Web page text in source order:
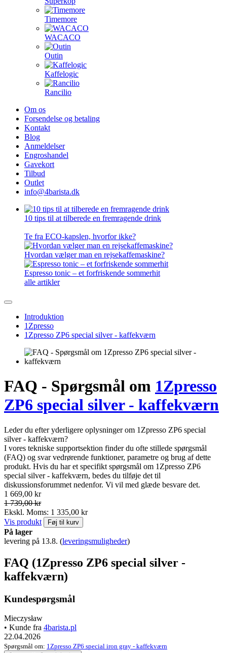
Timemore
WACACO
Outin
Kaffelogic
Rancilio
Om os
Forsendelse og betaling
Kontakt
Blog
Anmeldelser
Engroshandel
Gavekort
Tilbud
Outlet
info@4barista.dk
10 tips til at tilberede en fremragende drink
Te fra ECO-kapslen, hvorfor ikke?
Hvordan vælger man en rejsekaffemaskine?
Espresso tonic – et forfriskende sommerhit
alle artikler
Introduktion
1Zpresso
1Zpresso ZP6 special silver - kaffekværn
FAQ - Spørgsmål om 1Zpresso
ZP6 special silver - kaffekværn
Leder du efter yderligere oplysninger om 1Zpresso ZP6 special
silver - kaffekværn?
I vores tekniske supportsektion finder du ofte stillede spørgsmål
(FAQ) og svar vedrørende funktioner, parametre og brug af dette
produkt. Hvis du har et specifikt spørgsmål om 1Zpresso ZP6
special silver - kaffekværn, bedes du tilføje det til
diskussionsforummet nedenfor. Vi vil med glæde besvare det.
1 669,00 kr
1 739,00 kr
Ekskl. Moms: 1 335,00 kr
Vis produkt
Føj til kurv
På lager
levering på 13.8. (leveringsmuligheder)
FAQ (1Zpresso ZP6 special silver -
kaffekværn)
Kundespørgsmål
Mieczysław
• Kunde fra 4barista.pl
22.04.2026
Spørgsmål om: 1Zpresso ZP6 special iron gray - kaffekværn